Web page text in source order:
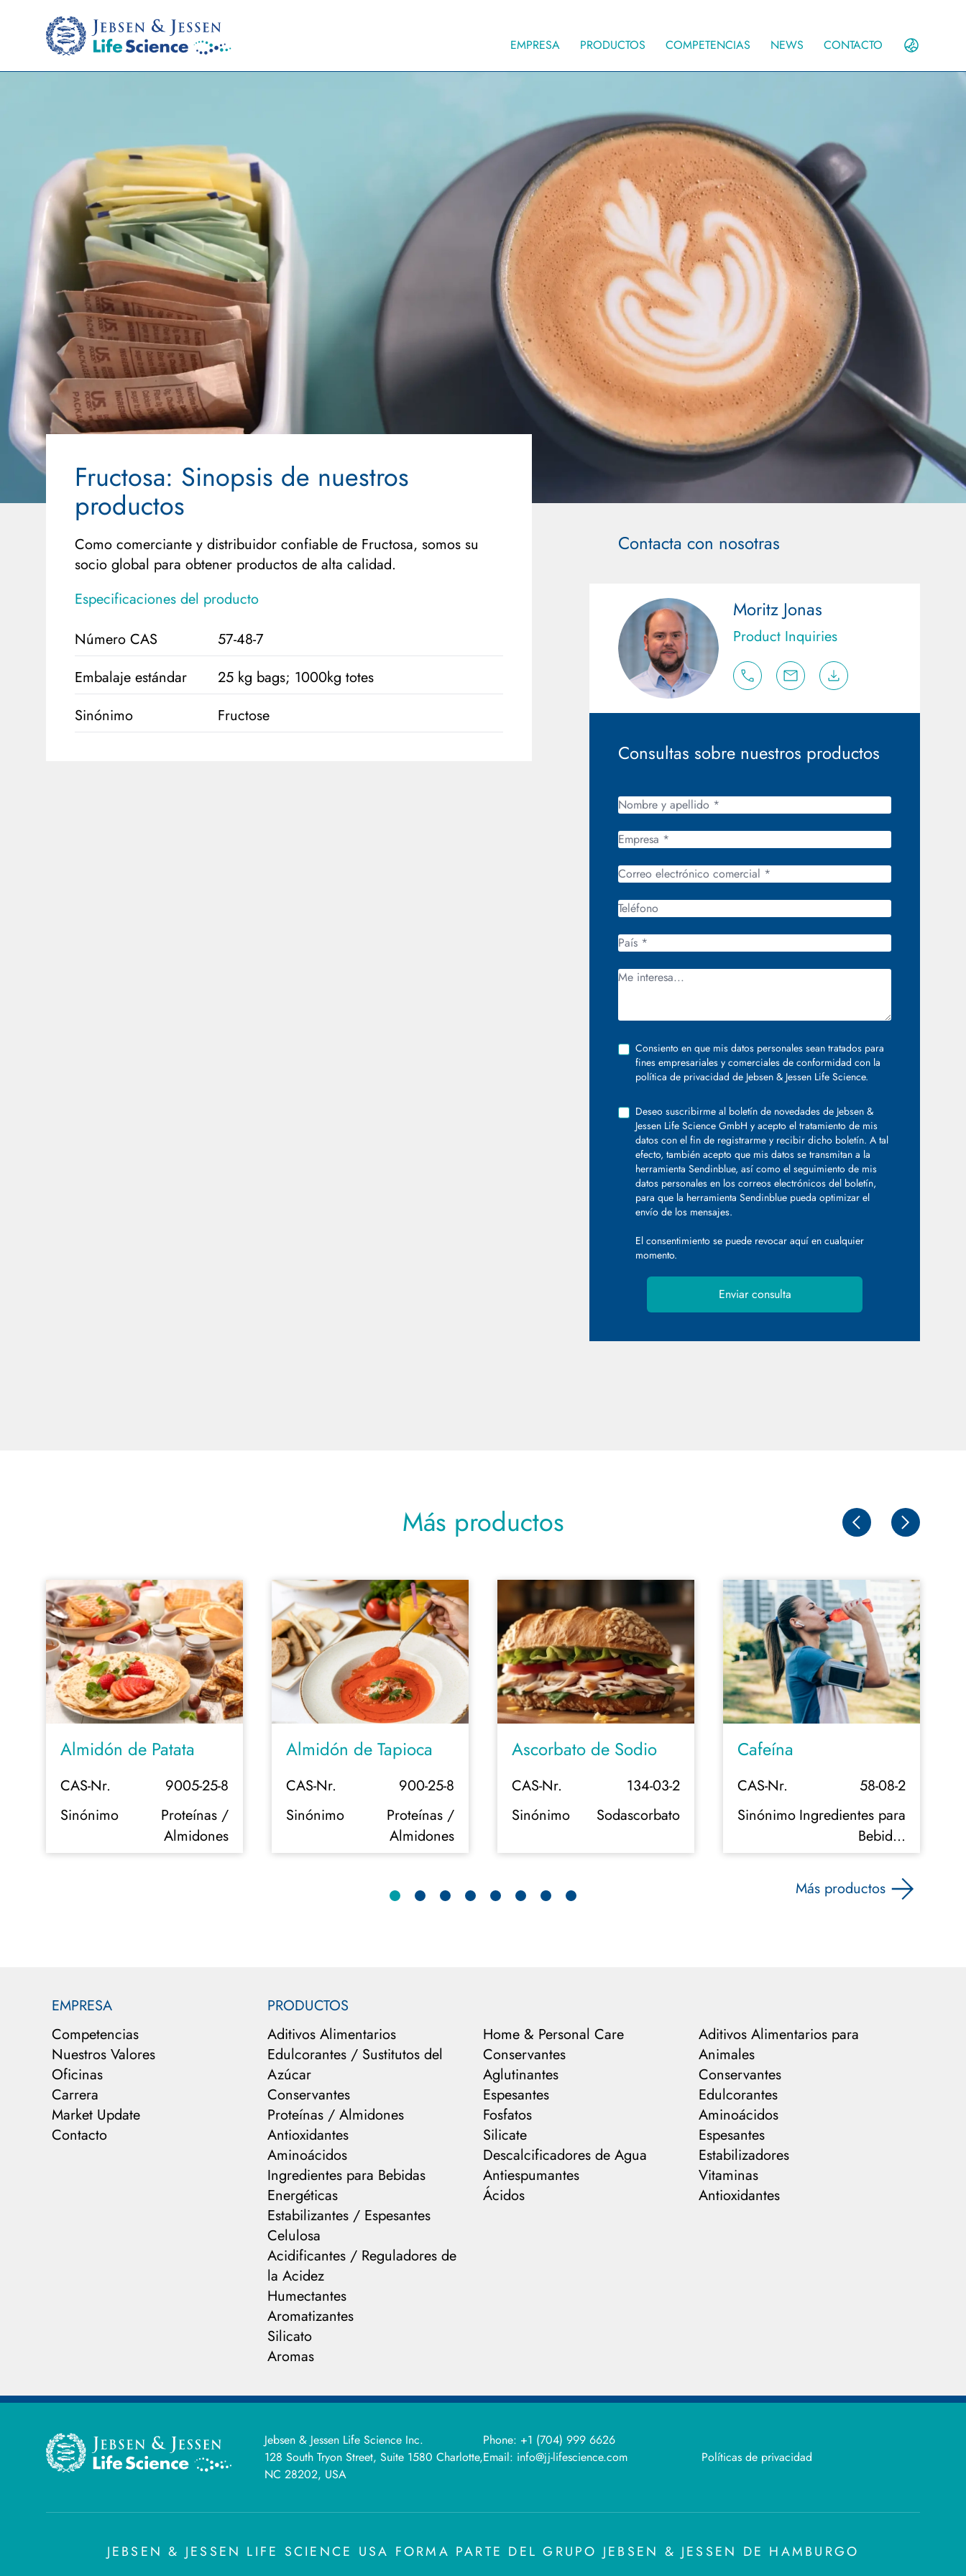
EMPRESA PRODUCTOS COMPETENCIAS NEWS CONTACTO
Fructosa: Sinopsis de nuestros
productos
Como comerciante y distribuidor confiable de Fructosa, somos su
socio global para obtener productos de alta calidad.
Especificaciones del producto
Número CAS
57-48-7
Embalaje estándar
25 kg bags; 1000kg totes
Sinónimo
Fructose
Contacta con nosotras
Moritz Jonas
Product Inquiries
Consultas sobre nuestros productos
Consiento en que mis datos personales sean tratados para
fines empresariales y comerciales de conformidad con la
política de privacidad de Jebsen & Jessen Life Science.
Deseo suscribirme al boletín de novedades de Jebsen &
Jessen Life Science GmbH y acepto el tratamiento de mis
datos con el fin de registrarme y recibir dicho boletín. A tal
efecto, también acepto que mis datos se transmitan a la
herramienta Sendinblue, así como el seguimiento de mis
datos personales en los correos electrónicos del boletín,
para que la herramienta Sendinblue pueda optimizar el
envío de los mensajes.
El consentimiento se puede revocar aquí en cualquier
momento.
Enviar consulta
Más productos
Almidón de Patata
CAS-Nr.
9005-25-8
Sinónimo
Proteínas /
Almidones
Almidón de Tapioca
CAS-Nr.
900-25-8
Sinónimo
Proteínas /
Almidones
Ascorbato de Sodio
CAS-Nr.
134-03-2
Sinónimo
Sodascorbato
Cafeína
CAS-Nr.
58-08-2
Sinónimo Ingredientes para
Bebidas
Energéticas
Más productos
EMPRESA
Competencias
Nuestros Valores
Oficinas
Carrera
Market Update
Contacto
PRODUCTOS
Aditivos Alimentarios
Edulcorantes / Sustitutos del
Azúcar
Conservantes
Proteínas / Almidones
Antioxidantes
Aminoácidos
Ingredientes para Bebidas
Energéticas
Estabilizantes / Espesantes
Celulosa
Acidificantes / Reguladores de
la Acidez
Humectantes
Aromatizantes
Silicato
Aromas
Home & Personal Care
Conservantes
Aglutinantes
Espesantes
Fosfatos
Silicate
Descalcificadores de Agua
Antiespumantes
Ácidos
Aditivos Alimentarios para
Animales
Conservantes
Edulcorantes
Aminoácidos
Espesantes
Estabilizadores
Vitaminas
Antioxidantes
Jebsen & Jessen Life Science Inc.
128 South Tryon Street, Suite 1580 Charlotte,
NC 28202, USA
Phone: +1 (704) 999 6626
Email: info@jj-lifescience.com Políticas de privacidad
JEBSEN & JESSEN LIFE SCIENCE USA FORMA PARTE DEL GRUPO JEBSEN & JESSEN DE HAMBURGO